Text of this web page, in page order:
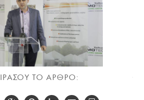
ΤΟ ΑΡΘΡΟ: